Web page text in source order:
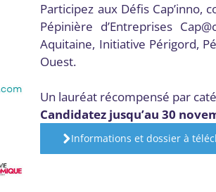
Participez aux Défis Cap’inno,
Pépinière d’Entreprises
Aquitaine, Initiative Périgord,
Ouest.
Un lauréat récompensé par
Candidatez jusqu’au 30
Informations et dossier à